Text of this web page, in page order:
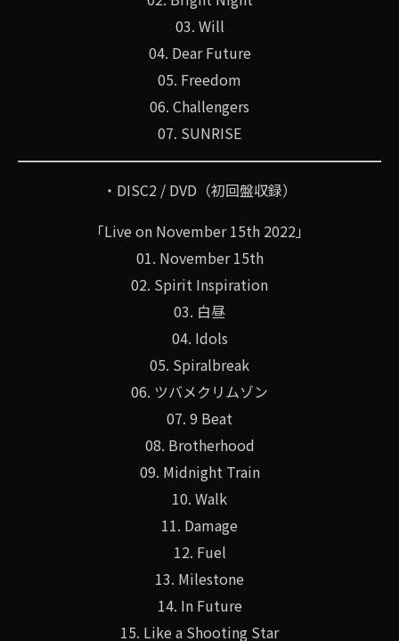
03. Will
04. Dear Future
05. Freedom
06. Challengers
07. SUNRISE
・DISC2 / DVD（初回盤収録）
「Live on November 15th 2022」
01. November 15th
02. Spirit Inspiration
03. 白昼
04. Idols
05. Spiralbreak
06. ツバメクリムゾン
07. 9 Beat
08. Brotherhood
09. Midnight Train
10. Walk
11. Damage
12. Fuel
13. Milestone
14. In Future
15. Like a Shooting Star